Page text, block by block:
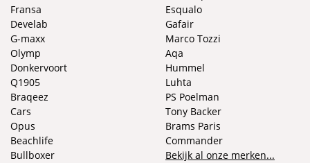
Fransa
Develab
G-maxx
Olymp
Donkervoort
Q1905
Braqeez
Cars
Opus
Beachlife
Bullboxer
Esqualo
Gafair
Marco Tozzi
Aqa
Hummel
Luhta
PS Poelman
Tony Backer
Brams Paris
Commander
Bekijk al onze merken...